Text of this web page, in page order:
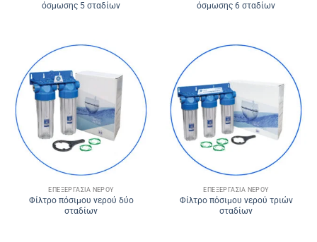
όσμωσης 5 σταδίων
όσμωσης 6 σταδίων
ΕΠΕΞΕΡΓΑΣΊΑ ΝΕΡΟΎ
Φίλτρο πόσιμου νερού δύο
σταδίων
ΕΠΕΞΕΡΓΑΣΊΑ ΝΕΡΟΎ
Φίλτρο πόσιμου νερού τριών
σταδίων